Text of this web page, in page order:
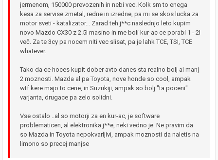
jermenom, 150000 prevozenih in nebi vec. Kolk sm to enega
kesa za servise zmetal, redne in izredne, pa mi se skos lucka za
motor sveti - katalizator... Zarad teh j**c naslednjo leto kupim
novo Mazdo CX30 z 2.5l masino in me boli kur-ac ce porabi 1 - 2l
več. Za te 3cy pa nocem niti vec slisat, pa je lahk TCE, TSI, TCE
whatever.
Tako da ce hoces kupit dober avto danes sta realno bolj al manj
2 moznosti. Mazda al pa Toyota, nove honde so cool, ampak
wtf kere majo to cene, in Suzukiji, ampak so bolj "ta poceni"
varjanta, drugace pa zelo solidni.
Vse ostalo ..al so motorji za en kur-ac, je software
problematicen, al elektronika j**e, neki vedno je. Ne pravim da
so Mazda in Toyota nepokvarljivi, ampak moznosti da naletis na
limono so precej manjse